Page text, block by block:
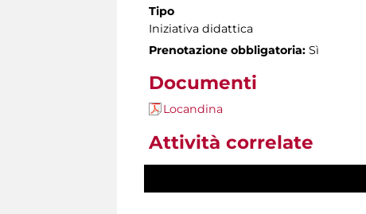
Tipo
Iniziativa didattica
Prenotazione obbligatoria: Sì
Documenti
Locandina
Attività correlate